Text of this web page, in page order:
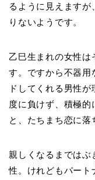
るように見えますが
りないようです。
乙巳生まれの女性は
す。ですから不器用
ドしてくれる男性
度に負けず、積極
と、たちまち恋に落
親しくなるまでは
性。けれどもパート